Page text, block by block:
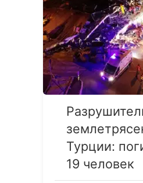
Турции:
19 человек